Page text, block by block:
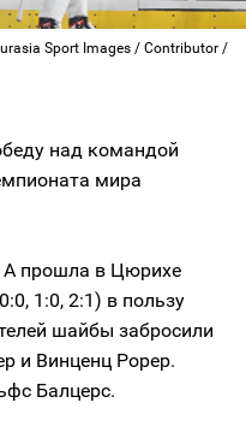
Sport Images / Contributor /
над командой
мира
A прошла в Цюрихе
1:0, 2:1) в пользу
шайбы забросили
и Винценц Рорер.
Балцерс.